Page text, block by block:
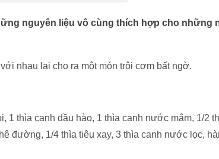
nguyên liệu vô cùng thích hợp cho những
nhau lại cho ra một món trôi cơm bất ngờ.
1 thìa canh dầu hào, 1 thìa canh nước mắm, 1/2
đường, 1/4 thìa tiêu xay, 3 thìa canh nước lọc,